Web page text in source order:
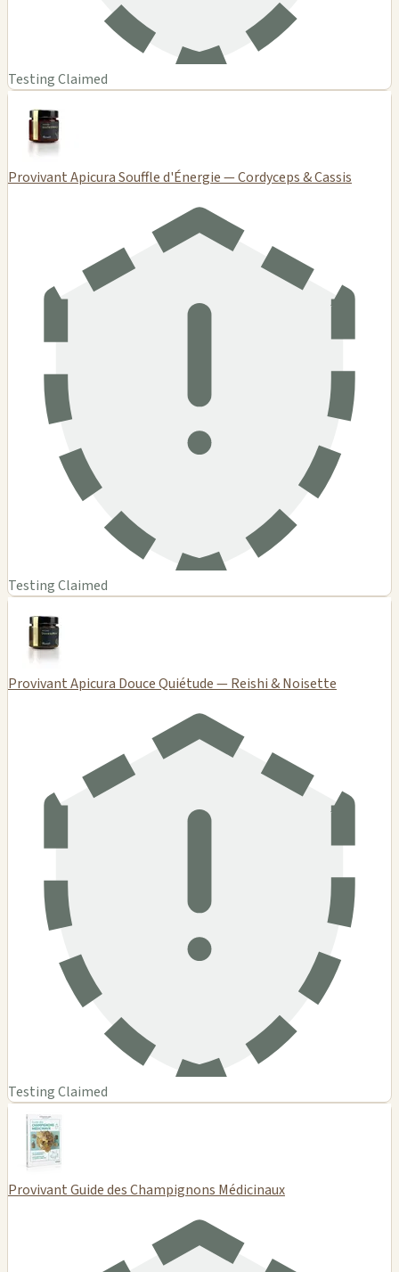
Testing Claimed
Provivant Apicura Souffle d'Énergie — Cordyceps & Cassis
Testing Claimed
Provivant Apicura Douce Quiétude — Reishi & Noisette
Testing Claimed
Provivant Guide des Champignons Médicinaux